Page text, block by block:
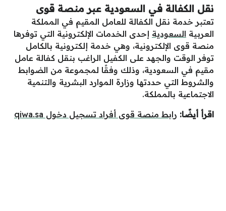
نقل الكفالة في السعودية عبر منصة قوى
تعتبر خدمة نقل الكفالة للعامل المقيم في المملكة
العربية السعودية إحدى الخدمات الإلكترونية التي توفرها
منصة قوى الإلكترونية، وهي خدمة إلكترونية بالكامل
توفر الوقت والجهد على الكفيل الراغب بنقل كفالة عامل
مقيم في السعودية، وذلك وفقًا لمجموعة من الضوابط
والشروط التي حددتها وزارة الموارد البشرية والتنمية
الاجتماعية بالمملكة.
اقرأ أيضًا: رابط منصة قوى أفراد تسجيل دخول qiwa.sa